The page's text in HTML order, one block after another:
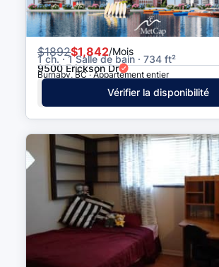
$1892$1,842/Mois
1 ch. · 1 Salle de bain · 734 ft²
9500 Erickson Dr
Burnaby, BC · Appartement entier
Vérifier la disponibilité